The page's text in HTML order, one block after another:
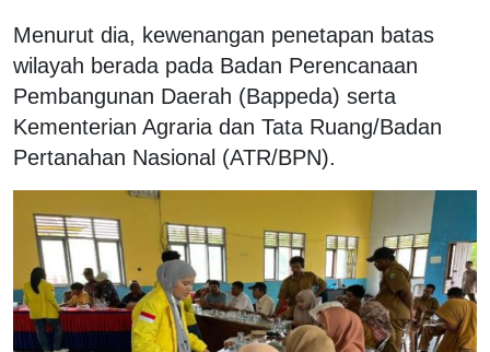
Menurut dia, kewenangan penetapan batas
wilayah berada pada Badan Perencanaan
Pembangunan Daerah (Bappeda) serta
Kementerian Agraria dan Tata Ruang/Badan
Pertanahan Nasional (ATR/BPN).